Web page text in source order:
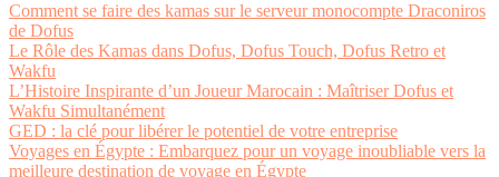
Comment se faire des kamas sur le serveur monocompte Draconiros
de Dofus
Le Rôle des Kamas dans Dofus, Dofus Touch, Dofus Retro et
Wakfu
L’Histoire Inspirante d’un Joueur Marocain : Maîtriser Dofus et
Wakfu Simultanément
GED : la clé pour libérer le potentiel de votre entreprise
Voyages en Égypte : Embarquez pour un voyage inoubliable vers la
meilleure destination de voyage en Égypte